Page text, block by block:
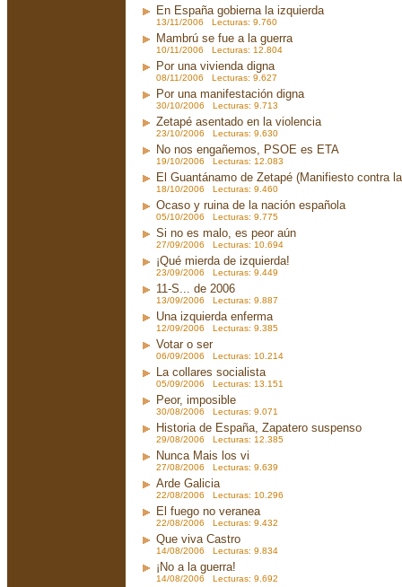
En España gobierna la izquierda
13/11/2006 Lecturas: 9.760
Mambrú se fue a la guerra
10/11/2006 Lecturas: 12.804
Por una vivienda digna
08/11/2006 Lecturas: 9.627
Por una manifestación digna
30/10/2006 Lecturas: 9.713
Zetapé asentado en la violencia
23/10/2006 Lecturas: 9.630
No nos engañemos, PSOE es ETA
19/10/2006 Lecturas: 12.083
El Guantánamo de Zetapé (Manifiesto contra
18/10/2006 Lecturas: 9.460
Ocaso y ruina de la nación española
05/10/2006 Lecturas: 9.775
Si no es malo, es peor aún
27/09/2006 Lecturas: 10.694
¡Qué mierda de izquierda!
23/09/2006 Lecturas: 9.449
11-S... de 2006
13/09/2006 Lecturas: 9.887
Una izquierda enferma
12/09/2006 Lecturas: 9.385
Votar o ser
06/09/2006 Lecturas: 10.214
La collares socialista
05/09/2006 Lecturas: 13.151
Peor, imposible
30/08/2006 Lecturas: 9.071
Historia de España, Zapatero suspenso
29/08/2006 Lecturas: 12.385
Nunca Mais los vi
27/08/2006 Lecturas: 9.639
Arde Galicia
22/08/2006 Lecturas: 10.296
El fuego no veranea
22/08/2006 Lecturas: 9.432
Que viva Castro
14/08/2006 Lecturas: 9.834
¡No a la guerra!
14/08/2006 Lecturas: 9.692